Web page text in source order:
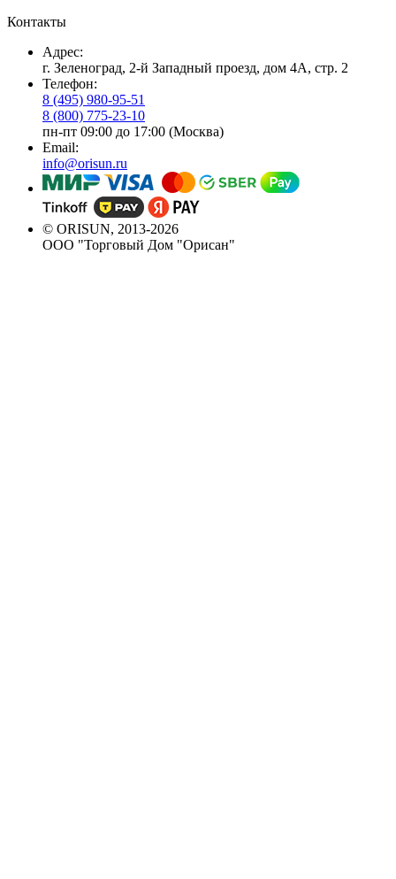
Контакты
Адрес:
г. Зеленоград, 2-й Западный проезд, дом 4А, стр. 2
Телефон:
8 (495) 980-95-51
8 (800) 775-23-10
пн-пт 09:00 до 17:00 (Москва)
Email:
info@orisun.ru
© ORISUN, 2013-2026
ООО "Торговый Дом "Орисан"